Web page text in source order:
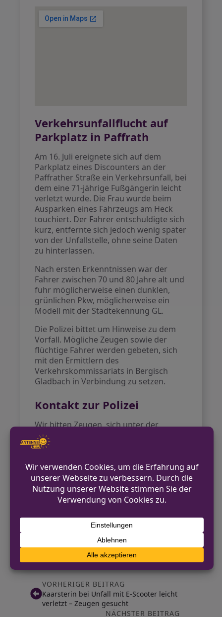
Verkehrsunfallflucht auf
Parkplatz in Paffrath
Am 16. Juli ereignete sich auf dem
Parkplatz eines Discounters an der
Paffrather Straße ein Verkehrsunfall, bei
dem eine 71-jährige Fußgängerin leicht
verletzt wurde. Die Frau wurde beim
Ausparken eines Fahrzeugs am Heck
touchiert. Der Fahrer entschuldigte sich
kurz, entfernte sich jedoch wenig später
von der Unfallstelle, ohne seine Daten
zu hinterlassen.
Nach ersten Erkenntnissen war der
Fahrer zwischen 70 und 80 Jahre alt und
fuhr möglicherweise einen dunklen,
grünlichen Pkw, möglicherweise ein
Modell mit der Städtekennung GL.
Die Polizei bittet um Hinweise zu dem
Vorfall. Mögliche Zeugen sowie der
flüchtige Fahrer werden gebeten, sich
mit den Ermittlern des
Verkehrskommissariats in Bergisch
Gladbach in Verbindung zu setzen.
Kontakt zur Polizei
Wir bitten Zeugen, sich unter der
Telefonnummer 02202 205-0 zu melden.
Pressestelle
Polizei Rheinisch-Bergischer Kreis
02202 205-0
kreis@polizei.nrw.de
kreis.polizei.nrw/
VORHERIGER BEITRAG
Kaarsterin bei Unfall mit E-Scooter leicht
verletzt – Zeugen gesucht
NÄCHSTER BEITRAG